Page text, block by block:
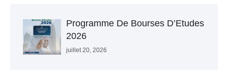
Programme De Bourses D’Etudes
2026
juillet 20, 2026